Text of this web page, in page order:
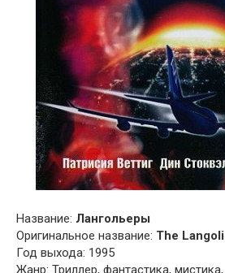
Название: Лангольеры
Оригинальное название: The
Год выхода: 1995
Жанр: Триллер, фантастика,